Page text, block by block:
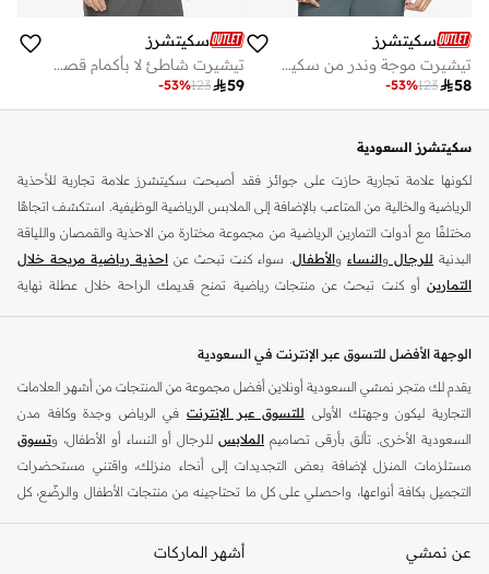
سكيتشرز
تيشيرت موجة وندر من سكيتشرز
58
123
-53%
سكيتشرز
تيشيرت شاطئ لا بأكمام قصيرة
59
123
-53%
سكيتشرز السعودية
لكونها علامة تجارية حازت على جوائز فقد أصبحت سكيتشرز علامة تجارية للأحذية
الرياضية والخالية من المتاعب بالإضافة إلى الملابس الرياضية الوظيفية. استكشف اتجاهًا
مختلفًا مع أدوات التمارين الرياضية من مجموعة مختارة من الاحذية والقمصان واللياقة
البدنية للرجال والنساء والأطفال . سواء كنت تبحث عن احذية رياضية مريحة خلال
التمارين أو كنت تبحث عن منتجات رياضية تمنح قديمك الراحة خلال عطلة نهاية
نقدم مجموعة واسعة من أنواع اسنيكر الرياضية من ماركات مثل ذلك قوران ، قو واك ،
امباير وسيتمتس والترا فليكس ودرافتر وديامايت وماتيرا ، مايكروبرست ، وقوانتروم
فليكس ، وسيرن والعديد من الآخرين. تأتيأحذية اسنيكر للسيدات بمجموعة متنوعة
من الألوان ، من ألوان الباستيل إلى الألوان المحايدة. بالاضافة الىأحذية رياضية للرجال
لدينا تشمل التصاميم المتطورة التي تزيد السرعة والقوة. كما يوجد لدينا أيضاأحذية
رياضية للأطفالمعتمدة.
الوصف 02: سواء كنتِ تمارسين رياضة الجري ببساطة لتحافظ على لياقتك البدنية أو
تعملين على تحقيق أهداف اللياقة البدنية الخاصة بك في صالة الألعاب الرياضية، فإن
الوجهة الأفضل للتسوق عبر الإنترنت في السعودية
يقدم لك متجر نمشي السعودية أونلاين أفضل مجموعة من المنتجات من أشهر العلامات
التجارية ليكون وجهتك الأولى للتسوق عبر الإنترنت في الرياض وجدة وكافة مدن
السعودية الأخرى. تألق بأرقى تصاميم الملابس للرجال أو النساء أو الأطفال، وتسوق
مستلزمات المنزل لإضافة بعض التجديدات إلى أنحاء منزلك، واقتني مستحضرات
التجميل بكافة أنواعها، واحصلي على كل ما تحتاجينه من منتجات الأطفال والرضّع، كل
أفضل العلامات التجارية في السعودية
عن نمشي أشهر الماركات